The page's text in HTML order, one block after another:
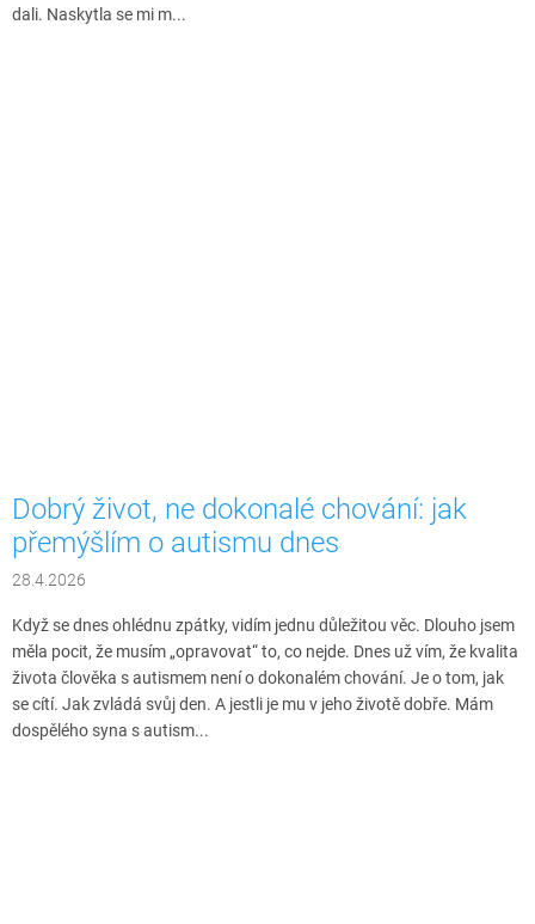
dali. Naskytla se mi m...
Dobrý život, ne dokonalé chování: jak
přemýšlím o autismu dnes
28.4.2026
Když se dnes ohlédnu zpátky, vidím jednu důležitou věc. Dlouho jsem
měla pocit, že musím „opravovat“ to, co nejde. Dnes už vím, že kvalita
života člověka s autismem není o dokonalém chování. Je o tom, jak
se cítí. Jak zvládá svůj den. A jestli je mu v jeho životě dobře. Mám
dospělého syna s autism...